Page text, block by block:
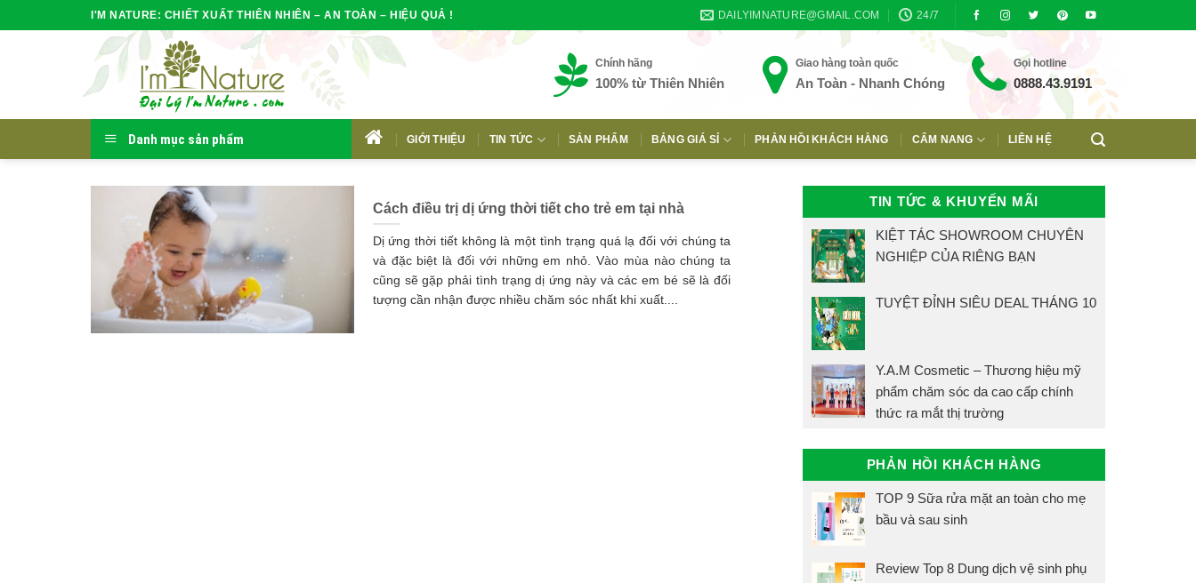
to
I'M NATURE: CHIẾT XUẤT THIÊN NHIÊN – AN TOÀN – HIỆU QUẢ ! DAILYIMNATURE@GMAIL.COM 24/7
Chính hãng
100% từ Thiên Nhiên
Giao hàng toàn quốc
An Toàn - Nhanh Chóng
Gọi hotline
0888.43.9191
Danh mục sản phẩm
HOME
GIỚI THIỆU TIN TỨC SẢN PHẨM BẢNG GIÁ SỈ PHẢN HỒI KHÁCH HÀNG CẨM NANG LIÊN HỆ
Cách điều trị dị ứng thời tiết cho trẻ em tại nhà
Dị ứng thời tiết không là một tình trạng quá lạ đối với chúng ta
và đặc biệt là đối với những em nhỏ. Vào mùa nào chúng ta
cũng sẽ gặp phải tình trạng dị ứng này và các em bé sẽ là đối
tượng cần nhận được nhiều chăm sóc nhất khi xuất....
TIN TỨC & KHUYẾN MÃI
KIỆT TÁC SHOWROOM CHUYÊN
NGHIỆP CỦA RIÊNG BẠN
TUYỆT ĐỈNH SIÊU DEAL THÁNG 10
Y.A.M Cosmetic – Thương hiệu mỹ
phẩm chăm sóc da cao cấp chính
thức ra mắt thị trường
PHẢN HỒI KHÁCH HÀNG
TOP 9 Sữa rửa mặt an toàn cho mẹ
bầu và sau sinh
Review Top 8 Dung dịch vệ sinh phụ